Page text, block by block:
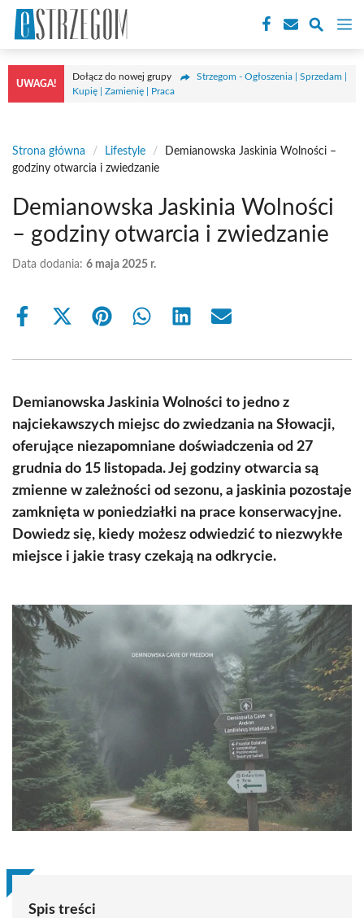
Przejdź
treści
UWAGA!
Dołącz do nowej grupy
Strzegom - Ogłoszenia | Sprzedam |
Kupię | Zamienię | Praca
Strona główna / Lifestyle /
Demianowska Jaskinia Wolności –
godziny otwarcia i zwiedzanie
Demianowska Jaskinia Wolności
– godziny otwarcia i zwiedzanie
Data dodania: 6 maja 2025 r.
Share
Share
(Twitter)
Share Share Share Share
Demianowska Jaskinia Wolności to jedno z
najciekawszych miejsc do zwiedzania na Słowacji,
oferujące niezapomniane doświadczenia od 27
grudnia do 15 listopada. Jej godziny otwarcia są
zmienne w zależności od sezonu, a jaskinia pozostaje
zamknięta w poniedziałki na prace konserwacyjne.
Dowiedz się, kiedy możesz odwiedzić to niezwykłe
miejsce i jakie trasy czekają na odkrycie.
Spis treści